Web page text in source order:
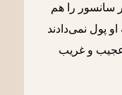
سانسور را هم
او پول نمی‌دادند
و غریب